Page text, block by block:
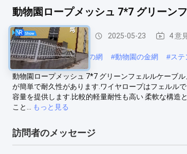
動物園ロープメッシュ 7*7 グリーン
動物園 の ロープ 網 2025-05-23 4 意見
#ステンレス鋼の動物園の網 #動物園の金網 #ス
動物園ロープメッシュ 7*7 グリーンフェルルケーブ
が簡単で耐久性があります.ワイヤロープはフェルル
容量を提供します.比較的軽量耐性も高い 柔軟な構造
こと...
もっと見る
訪問者のメッセージ